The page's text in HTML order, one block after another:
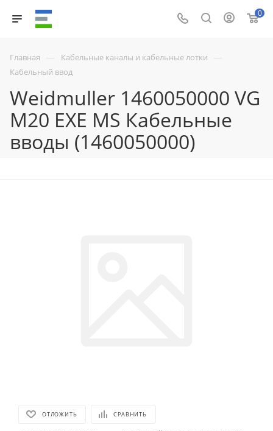
0
Главная — Кабельные каналы и кабельные лотки —
Кабельный ввод
Weidmuller 1460050000 VG
M20 EXE MS Кабельные
вводы (1460050000)
ОТЛОЖИТЬ СРАВНИТЬ